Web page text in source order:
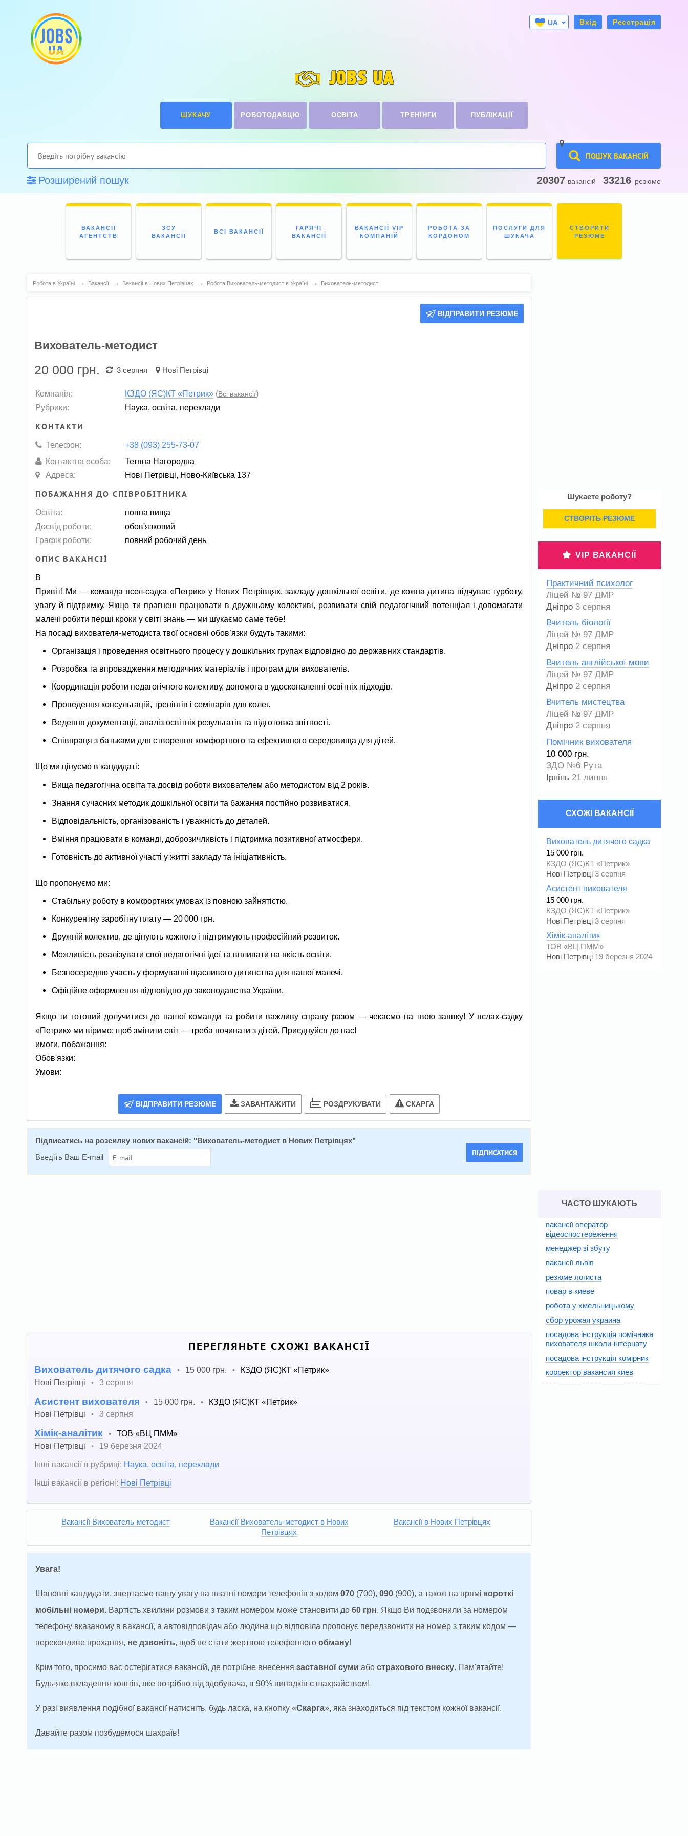
UA
Вхід Реєстрація
JOBS UA
ШУКАЧУ РОБОТОДАВЦЮ ОСВІТА ТРЕНІНГИ ПУБЛІКАЦІЇ
ПОШУК ВАКАНСІЙ
Розширений пошук 20307 вакансій 33216 резюме
ВАКАНСІЇ
АГЕНТСТВ
ЗСУ
ВАКАНСІЇ
ВСІ ВАКАНСІЇ
ГАРЯЧІ
ВАКАНСІЇ
ВАКАНСІЇ VIP
КОМПАНІЙ
РОБОТА ЗА
КОРДОНОМ
ПОСЛУГИ ДЛЯ
ШУКАЧА
СТВОРИТИ
РЕЗЮМЕ
Робота в Україні → Вакансії → Вакансії в Нових Петрівцях → Робота Вихователь-методист в Україні → Вихователь-методист
ВІДПРАВИТИ РЕЗЮМЕ
Вихователь-методист
20 000 грн. 3 серпня Нові Петрівці
Компанія: КЗДО (ЯС)КТ «Петрик» (Всі вакансії)
Рубрики:
Наука, освіта, переклади
КОНТАКТИ
Телефон:
+38 (093) 255-73-07
Контактна особа:
Тетяна Нагородна
Адреса:
Нові Петрівці, Ново-Київська 137
ПОБАЖАННЯ ДО СПІВРОБІТНИКА
Освіта:
повна вища
Досвід роботи:
обов'язковий
Графік роботи:
повний робочий день
ОПИС ВАКАНСІЇ
В
Привіт! Ми — команда ясел-садка «Петрик» у Нових Петрівцях, закладу дошкільної освіти, де кожна дитина відчуває турботу,
увагу й підтримку. Якщо ти прагнеш працювати в дружньому колективі, розвивати свій педагогічний потенціал і допомагати
малечі робити перші кроки у світі знань — ми шукаємо саме тебе!
На посаді вихователя-методиста твої основні обов’язки будуть такими:
Організація і проведення освітнього процесу у дошкільних групах відповідно до державних стандартів.
Розробка та впровадження методичних матеріалів і програм для вихователів.
Координація роботи педагогічного колективу, допомога в удосконаленні освітніх підходів.
Проведення консультацій, тренінгів і семінарів для колег.
Ведення документації, аналіз освітніх результатів та підготовка звітності.
Співпраця з батьками для створення комфортного та ефективного середовища для дітей.
Що ми цінуємо в кандидаті:
Вища педагогічна освіта та досвід роботи вихователем або методистом від 2 років.
Знання сучасних методик дошкільної освіти та бажання постійно розвиватися.
Відповідальність, організованість і уважність до деталей.
Вміння працювати в команді, доброзичливість і підтримка позитивної атмосфери.
Готовність до активної участі у житті закладу та ініціативність.
Що пропонуємо ми:
Стабільну роботу в комфортних умовах із повною зайнятістю.
Конкурентну заробітну плату — 20 000 грн.
Дружній колектив, де цінують кожного і підтримують професійний розвиток.
Можливість реалізувати свої педагогічні ідеї та впливати на якість освіти.
Безпосередню участь у формуванні щасливого дитинства для нашої малечі.
Офіційне оформлення відповідно до законодавства України.
Якщо ти готовий долучитися до нашої команди та робити важливу справу разом — чекаємо на твою заявку! У яслах-садку
«Петрик» ми віримо: щоб змінити світ — треба починати з дітей. Приєднуйся до нас!
имоги, побажання:
Обов'язки:
Умови:
ВІДПРАВИТИ РЕЗЮМЕ ЗАВАНТАЖИТИ РОЗДРУКУВАТИ СКАРГА
Підписатись на розсилку нових вакансій: " Вихователь-методист в Нових Петрівцях"
Введіть Ваш E-mail
ПІДПИСАТИСЯ
ПЕРЕГЛЯНЬТЕ СХОЖІ ВАКАНСІЇ
Вихователь дитячого садка • 15 000 грн. •
КЗДО (ЯС)КТ «Петрик»
Нові Петрівці
• 3 серпня
Асистент вихователя • 15 000 грн. •
КЗДО (ЯС)КТ «Петрик»
Нові Петрівці
• 3 серпня
Хімік-аналітик •
ТОВ «ВЦ ПММ»
Нові Петрівці
•
19 березня 2024
Інші вакансії в рубриці: Наука, освіта, переклади
Інші вакансії в регіоні: Нові Петрівці
Вакансії Вихователь-методист
Вакансії Вихователь-методист в Нових
Петрівцях
Вакансії в Нових Петрівцях
Увага!
Шановні кандидати, звертаємо вашу увагу на платні номери телефонів з кодом 070 (700), 090 (900), а також на прямі короткі
мобільні номери. Вартість хвилини розмови з таким номером може становити до 60 грн. Якщо Ви подзвонили за номером
телефону вказаному в вакансії, а автовідповідач або людина що відповіла пропонує передзвонити на номер з таким кодом —
переконливе прохання, не дзвоніть, щоб не стати жертвою телефонного обману!
Крім того, просимо вас остерігатися вакансій, де потрібне внесення заставної суми або страхового внеску. Пам'ятайте!
Будь-яке вкладення коштів, яке потрібно від здобувача, в 90% випадків є шахрайством!
У разі виявлення подібної вакансії натисніть, будь ласка, на кнопку «Скарга», яка знаходиться під текстом кожної вакансії.
Давайте разом позбудемося шахраїв!
Шукаєте роботу?
СТВОРІТЬ РЕЗЮМЕ
VIP ВАКАНСІЇ
Практичний психолог
Ліцей № 97 ДМР
Дніпро 3 серпня
Вчитель біології
Ліцей № 97 ДМР
Дніпро 2 серпня
Вчитель англійської мови
Ліцей № 97 ДМР
Дніпро 2 серпня
Вчитель мистецтва
Ліцей № 97 ДМР
Дніпро 2 серпня
Помічник вихователя
10 000 грн.
ЗДО №6 Рута
Ірпінь 21 липня
СХОЖІ ВАКАНСІЇ
Вихователь дитячого садка
15 000 грн.
КЗДО (ЯС)КТ «Петрик»
Нові Петрівці 3 серпня
Асистент вихователя
15 000 грн.
КЗДО (ЯС)КТ «Петрик»
Нові Петрівці 3 серпня
Хімік-аналітик
ТОВ «ВЦ ПММ»
Нові Петрівці 19 березня 2024
ЧАСТО ШУКАЮТЬ
вакансії оператор
відеоспостереження
менеджер зі збуту
вакансії львів
резюме логиста
повар в киеве
робота у хмельницькому
сбор урожая украина
посадова інструкція помічника
вихователя школи-інтернату
посадова інструкція комірник
корректор вакансия киев